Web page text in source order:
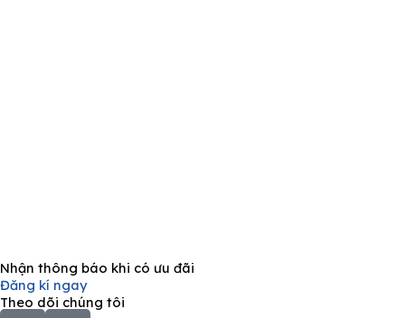
Nhận thông báo khi có ưu đãi
Đăng kí ngay
Theo dõi chúng tôi